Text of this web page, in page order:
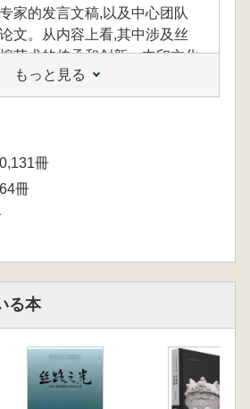
家的发言文稿,以及中心团队
文。从内容上看,其中涉及丝
艺术的传承和创新、中印文化
观课题,还有关于敦煌飞天艺
织工艺等专题研究。这些丰富
敦煌服饰文化研究和创新设计
发展。本书适用于服装专业师
敦煌服饰文化爱好者阅读典
もっと見る
冊
冊
る本